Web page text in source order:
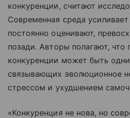
конкуренции, считают
Современная среда
постоянно оценивают,
позади. Авторы полагают, что
конкуренции может быть
связывающих эволюционное
стрессом и ухудшением
«Конкуренция не нова, но